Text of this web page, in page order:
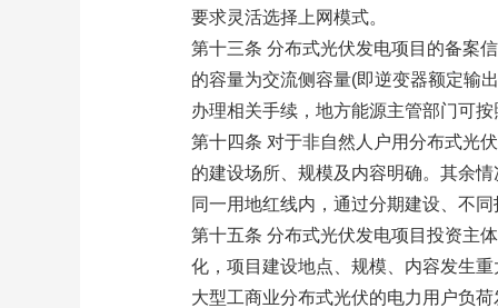
要求灵活选择上网模式。
第十三条 分布式光伏发电项目的备案
的容量为交流侧容量(即逆变器额定输
办理相关手续，地方能源主管部门可
第十四条 对于非自然人户用分布式光
的建设场所、规模及内容明确。其余
同一用地红线内，通过分期建设、不
第十五条 分布式光伏发电项目投资主
化，项目建设地点、规模、内容发生
大型工商业分布式光伏的电力用户负